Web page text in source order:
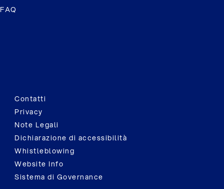
FAQ
Contatti
Privacy
Note Legali
Dichiarazione di accessibilità
Whistleblowing
Website Info
Sistema di Governance